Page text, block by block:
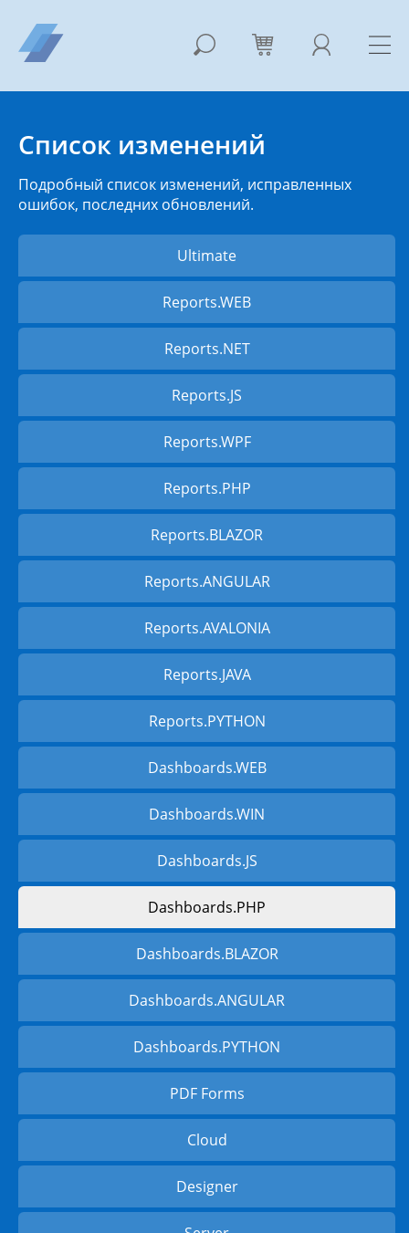
Список изменений
Подробный список изменений, исправленных
ошибок, последних обновлений.
Ultimate
Reports.WEB
Reports.NET
Reports.JS
Reports.WPF
Reports.PHP
Reports.BLAZOR
Reports.ANGULAR
Reports.AVALONIA
Reports.JAVA
Reports.PYTHON
Dashboards.WEB
Dashboards.WIN
Dashboards.JS
Dashboards.PHP
Dashboards.BLAZOR
Dashboards.ANGULAR
Dashboards.PYTHON
PDF Forms
Cloud
Designer